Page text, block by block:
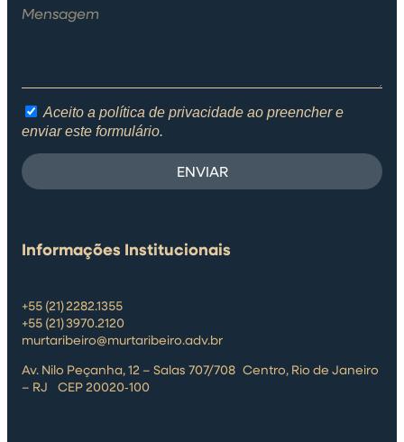
Aceito a política de privacidade ao preencher e
enviar este formulário.
ENVIAR
Informações Institucionais
+55 (21) 2282.1355
+55 (21) 3970.2120
murtaribeiro@murtaribeiro.adv.br
Av. Nilo Peçanha, 12 – Salas 707/708 Centro, Rio de Janeiro
– RJ CEP 20020‑100